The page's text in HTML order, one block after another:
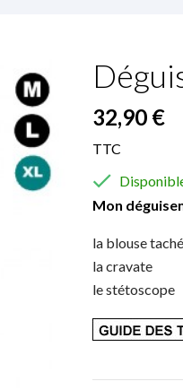
32,90 €
TTC

Mon
la blouse
la cravate
le stétoscope